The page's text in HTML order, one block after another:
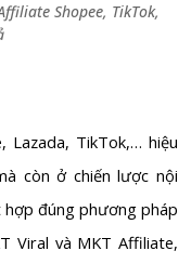
Shopee, TikTok,
Lazada, TikTok,… hiệu
còn ở chiến lược nội
hợp đúng phương pháp
Viral và MKT Affiliate,